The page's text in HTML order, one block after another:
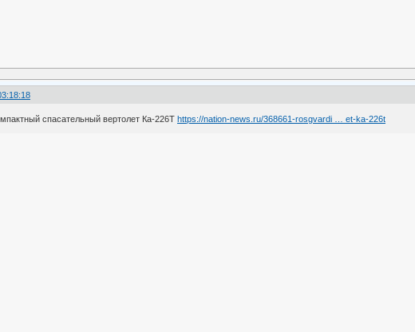
спасательный вертолет Ка-226Тhttps://nation-news.ru/368661-rosgvardi … et-ka-226t